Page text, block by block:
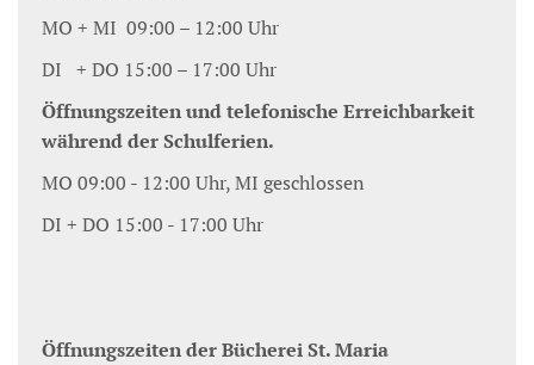
MO + MI 09:00 – 12:00 Uhr
DI + DO 15:00 – 17:00 Uhr
Öffnungszeiten und telefonische Erreichbarkeit
während der Schulferien.
MO 09:00 - 12:00 Uhr, MI geschlossen
DI + DO 15:00 - 17:00 Uhr
Öffnungszeiten der Bücherei St. Maria